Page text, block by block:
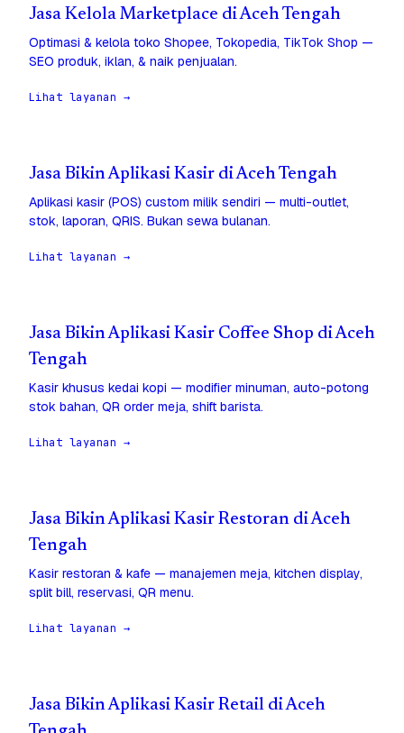
Jasa Kelola Marketplace di Aceh Tengah
Optimasi & kelola toko Shopee, Tokopedia, TikTok Shop —
SEO produk, iklan, & naik penjualan.
Lihat layanan →
Jasa Bikin Aplikasi Kasir di Aceh Tengah
Aplikasi kasir (POS) custom milik sendiri — multi-outlet,
stok, laporan, QRIS. Bukan sewa bulanan.
Lihat layanan →
Jasa Bikin Aplikasi Kasir Coffee Shop di Aceh
Tengah
Kasir khusus kedai kopi — modifier minuman, auto-potong
stok bahan, QR order meja, shift barista.
Lihat layanan →
Jasa Bikin Aplikasi Kasir Restoran di Aceh
Tengah
Kasir restoran & kafe — manajemen meja, kitchen display,
split bill, reservasi, QR menu.
Lihat layanan →
Jasa Bikin Aplikasi Kasir Retail di Aceh